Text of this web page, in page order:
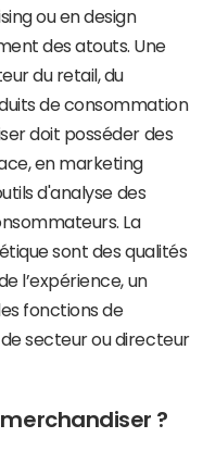
ou en design
des atouts. Une
du retail, du
de consommation
doit posséder des
en marketing
d'analyse des
La
sont des qualités
l’expérience, un
fonctions de
secteur ou directeur
?